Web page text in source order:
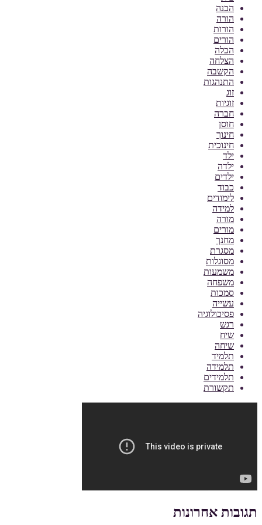
הבנה
הורה
הורות
הורים
הכלה
הצלחה
הקשבה
התנהגות
זוג
זוגיות
חברה
חוסן
חינוך
חינוכית
ילד
ילדה
ילדים
כבוד
לימודים
למידה
מורה
מורים
מחנך
מסגרת
מסוגלות
משמעות
משפחה
סמכות
עשייה
פסיכולוגיה
רגש
שיח
שיחה
תלמיד
תלמידה
תלמידים
תקשורת
תגובות אחרונות